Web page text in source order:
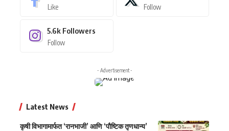
Like Follow
5.6k Followers
Follow
- Advertisement -
Latest News
कृषी विभागामार्फत ‘रानभाजी’ आणि ‘पौष्टिक तृणधान्य’